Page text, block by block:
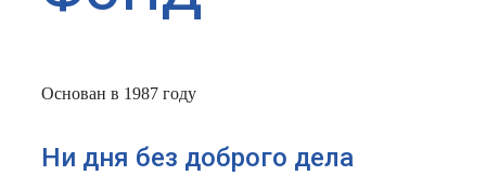
Основан в 1987 году
Ни дня без доброго дела